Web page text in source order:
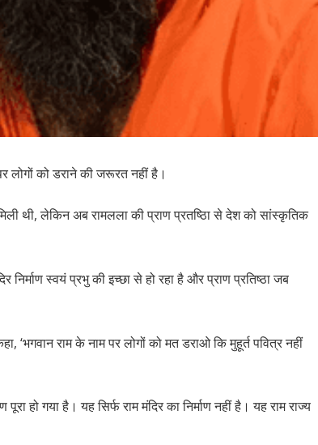
लोगों को डराने की जरूरत नहीं है।
थी, लेकिन अब रामलला की प्राण प्रतष्ठिा से देश को सांस्कृतिक
निर्माण स्वयं प्रभु की इच्छा से हो रहा है और प्राण प्रतिष्ठा जब
‘भगवान राम के नाम पर लोगों को मत डराओ कि मुहूर्त पवित्र नहीं
हो गया है। यह सिर्फ राम मंदिर का निर्माण नहीं है। यह राम राज्य